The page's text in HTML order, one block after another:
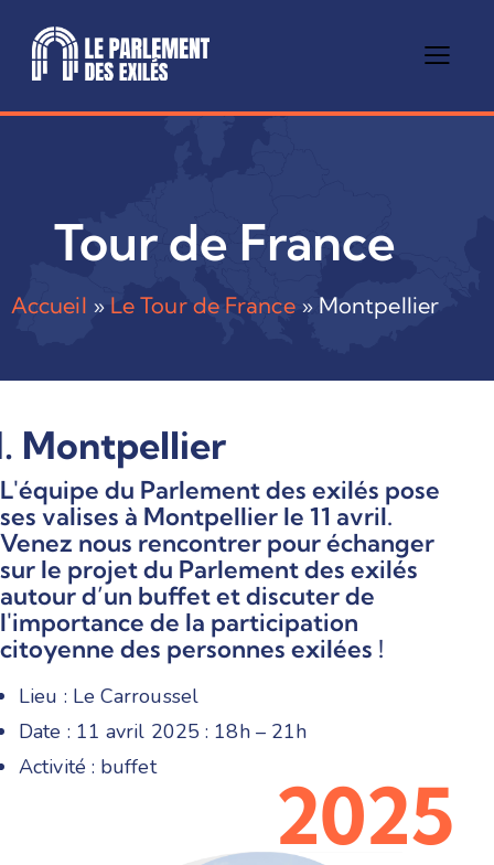
Tour de France
Accueil » Le Tour de France» Montpellier
Montpellier
L'équipe du Parlement des exilés pose
ses valises à Montpellier le 11 avril.
Venez nous rencontrer pour échanger
sur le projet du Parlement des exilés
autour d’un buffet et discuter de
l'importance de la participation
citoyenne des personnes exilées !
Lieu : Le Carroussel
Date : 11 avril 2025 : 18h – 21h
Activité : buffet
2025